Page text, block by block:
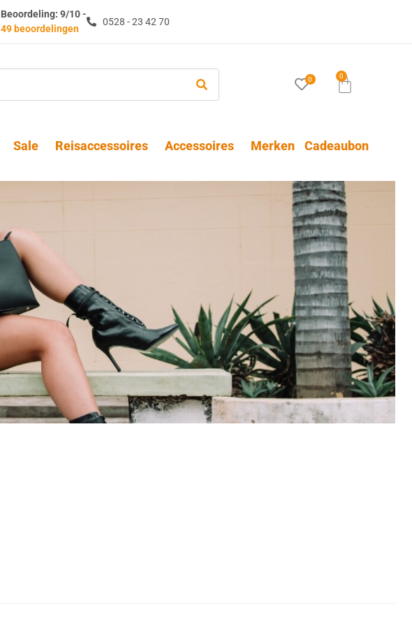
Beoordeling: 9/10 -
49 beoordelingen
0528 - 23 42 70
0 0
Sale Reisaccessoires Accessoires Merken Cadeaubon